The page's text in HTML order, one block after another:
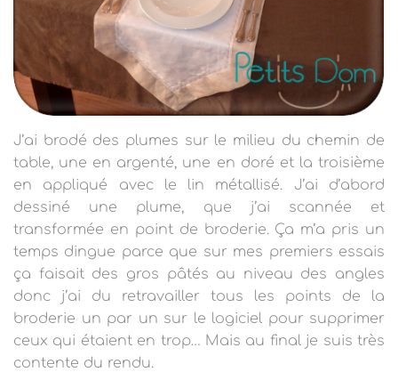
J’ai brodé des plumes sur le milieu du chemin de
table, une en argenté, une en doré et la troisième
en appliqué avec le lin métallisé. J’ai d’abord
dessiné une plume, que j’ai scannée et
transformée en point de broderie. Ça m’a pris un
temps dingue parce que sur mes premiers essais
ça faisait des gros pâtés au niveau des angles
donc j’ai du retravailler tous les points de la
broderie un par un sur le logiciel pour supprimer
ceux qui étaient en trop… Mais au final je suis très
contente du rendu.